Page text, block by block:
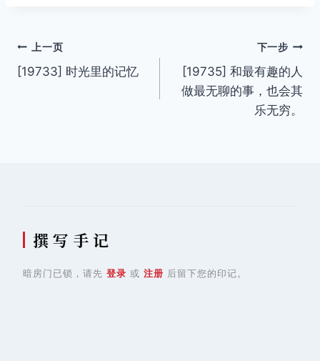
文
章
上一页
[19733] 时光里的记忆
下一步
[19735] 和最有趣的人
做最无聊的事，也会其
乐无穷。
撰 写 手 记
暗房门已锁，请先 登录 或 注册 后留下您的印记。